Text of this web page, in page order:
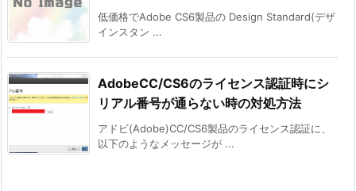
低価格でAdobe CS6製品の Design Standard(デザ
インスタン ...
AdobeCC/CS6のライセンス認証時にシ
リアル番号が通らない時の対処方法
アドビ(Adobe)CC/CS6製品のライセンス認証に、
以下のようなメッセージが ...